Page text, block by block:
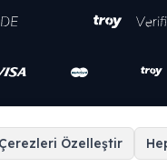
Çerezleri Özelleştir